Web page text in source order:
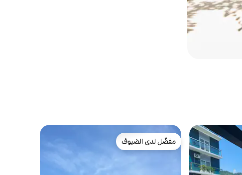
مفضّل لدى الضيوف
مفضّل لدى الضيوف